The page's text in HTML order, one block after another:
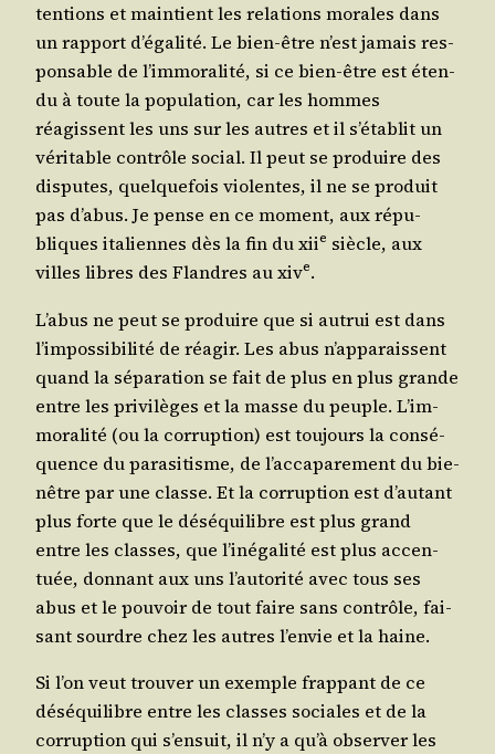
ten­tions et main­tient les rela­tions morales dans
un rap­port d’é­ga­li­té. Le bien-être n’est jamais res­
pon­sable de l’im­mo­ra­li­té, si ce bien-être est éten­
du à toute la popu­la­tion, car les hommes
réagissent les uns sur les autres et il s’é­ta­blit un
véri­table contrôle social. Il peut se pro­duire des
dis­putes, quel­que­fois vio­lentes, il ne se pro­duit
pas d’a­bus. Je pense en ce moment, aux répu­
bliques ita­liennes dès la fin duxiie siècle, aux
villes libres des Flandres auxive.
L’a­bus ne peut se pro­duire que si autrui est dans
l’im­pos­si­bi­li­té de réagir. Les abus n’ap­pa­raissent
quand la sépa­ra­tion se fait de plus en plus grande
entre les pri­vi­lèges et la masse du peuple. L’im­
mo­ra­li­té (ou la cor­rup­tion) est tou­jours la consé­
quence du para­si­tisme, de l’ac­ca­pa­re­ment du bie­
nêtre par une classe. Et la cor­rup­tion est d’au­tant
plus forte que le dés­équi­libre est plus grand
entre les classes, que l’i­né­ga­li­té est plus accen­
tuée, don­nant aux uns l’au­to­ri­té avec tous ses
abus et le pou­voir de tout faire sans contrôle, fai­
sant sourdre chez les autres l’en­vie et la haine.
Si l’on veut trou­ver un exemple frap­pant de ce
dés­équi­libre entre les classes sociales et de la
cor­rup­tion qui s’en­suit, il n’y a qu’à obser­ver les